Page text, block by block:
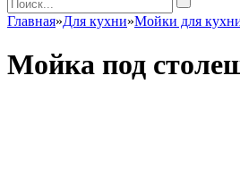
Главная»Для кухни»Мойки для
Мойка под